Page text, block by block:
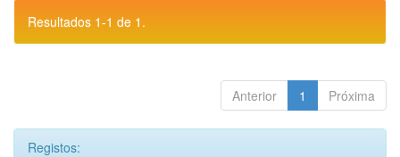
Resultados 1-1 de 1.
Anterior 1 Próxima
Registos: